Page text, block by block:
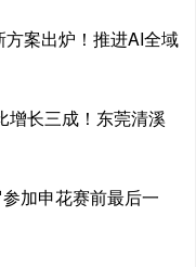
方案出炉！推进AI全域
增长三成！东莞清溪
加申花赛前最后一